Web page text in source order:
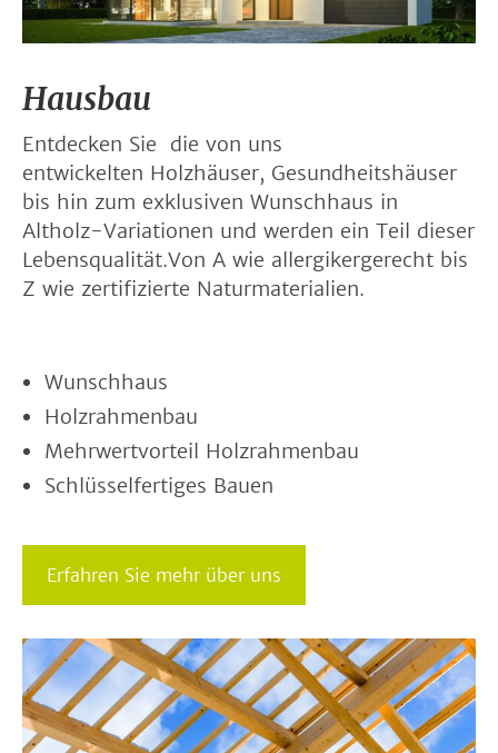
Hausbau
Entdecken Sie die von uns
entwickelten Holzhäuser, Gesundheitshäuser
bis hin zum exklusiven Wunschhaus in
Altholz-Variationen und werden ein Teil dieser
Lebensqualität.Von A wie allergikergerecht bis
Z wie zertifizierte Naturmaterialien.
Wunschhaus
Holzrahmenbau
Mehrwertvorteil Holzrahmenbau
Schlüsselfertiges Bauen
Erfahren Sie mehr über uns